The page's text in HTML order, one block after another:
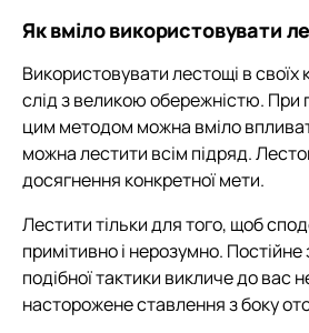
Як вміло використовувати
Використовувати лестощі в своїх
слід з великою обережністю. При
цим методом можна вміло
можна лестити всім підряд.
досягнення конкретної мети.
Лестити тільки для того, щоб
примітивно і нерозумно.
подібної тактики викличе до вас
насторожене ставлення з боку